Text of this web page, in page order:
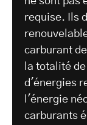
requise. Ils
carburant
la totalité
d'énergies
l'énergie
carburants